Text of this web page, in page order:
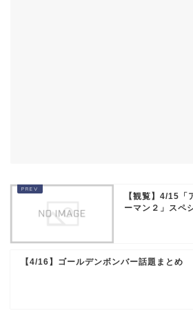
【観覧】4/15「
ーマン２」スペ
【4/16】ゴールデンボンバー話題まとめ